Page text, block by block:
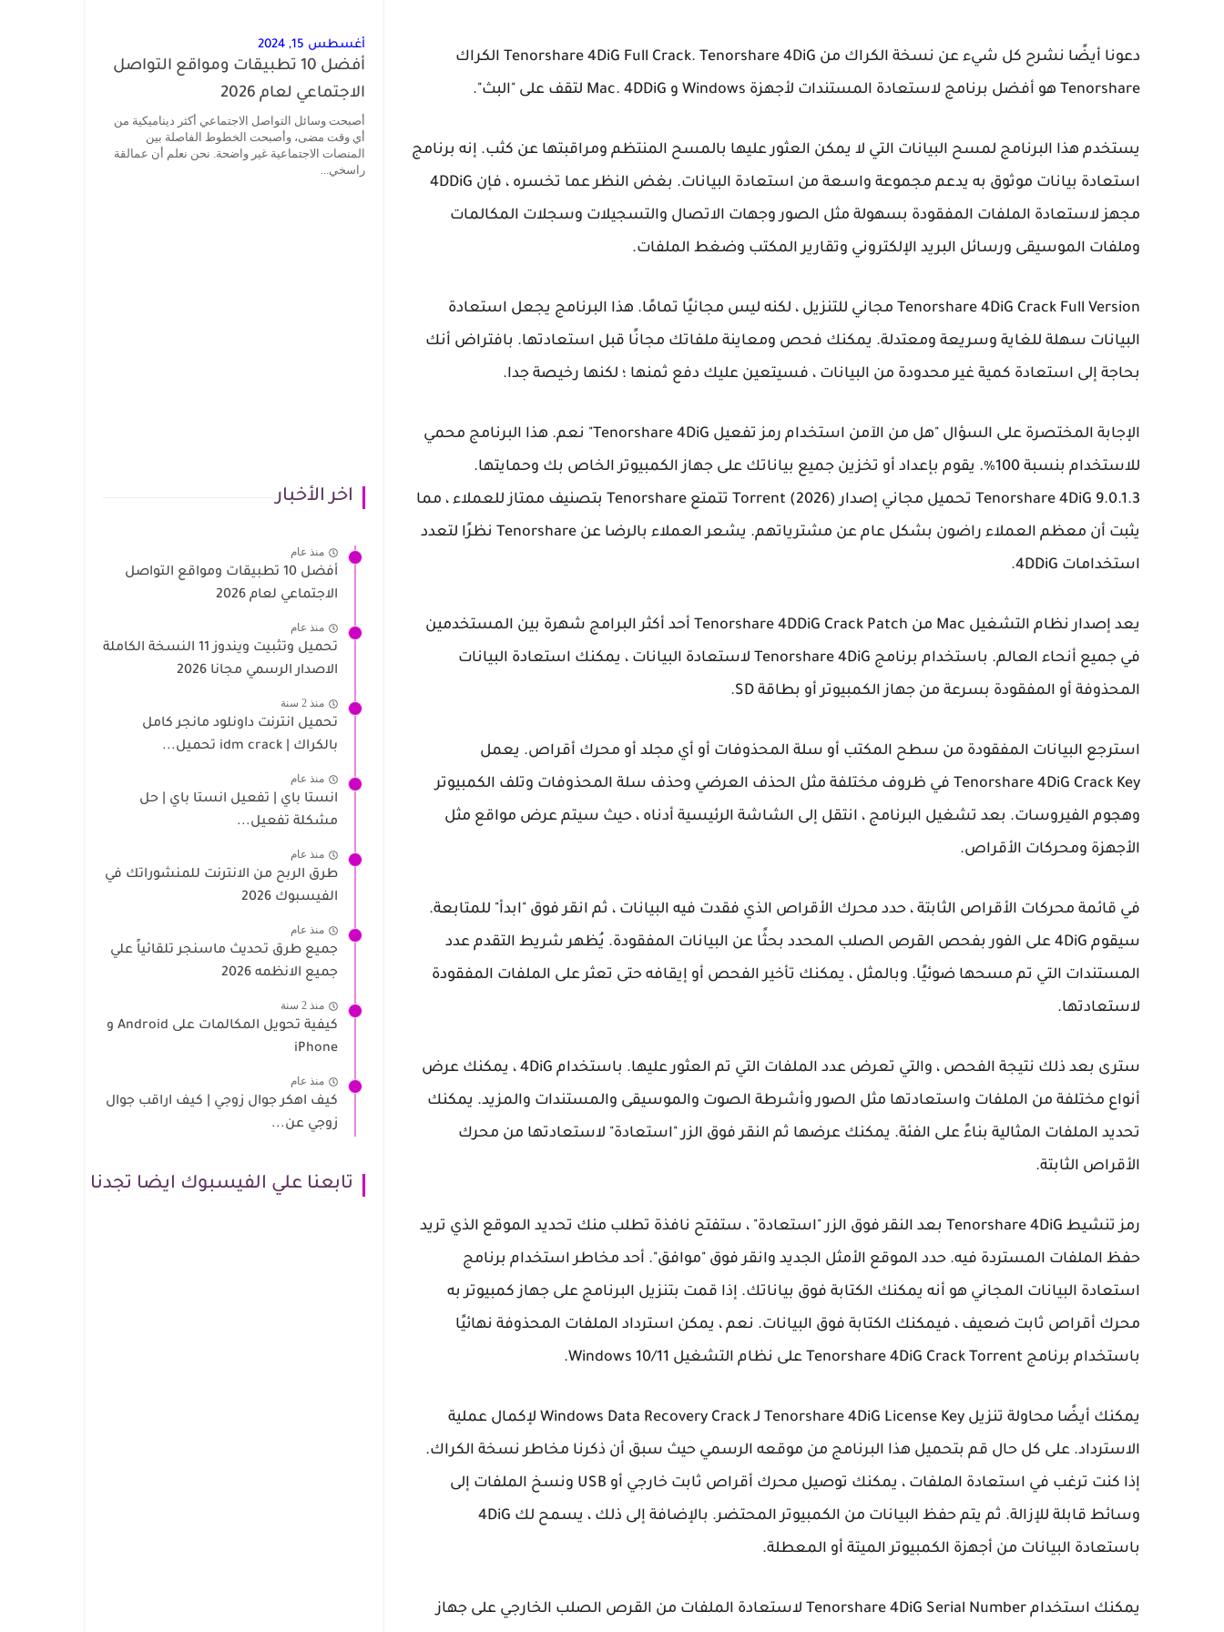
دعونا أيضًا نشرح كل شيء عن نسخة الكراك من Tenorshare 4DiG Full Crack. Tenorshare 4DiG الكراك
Tenorshare هو أفضل برنامج لاستعادة المستندات لأجهزة Windows و Mac. 4DDiG لتقف على "البث".
يستخدم هذا البرنامج لمسح البيانات التي لا يمكن العثور عليها بالمسح المنتظم ومراقبتها عن كثب. إنه برنامج
استعادة بيانات موثوق به يدعم مجموعة واسعة من استعادة البيانات. بغض النظر عما تخسره ، فإن 4DDiG
مجهز لاستعادة الملفات المفقودة بسهولة مثل الصور وجهات الاتصال والتسجيلات وسجلات المكالمات
وملفات الموسيقى ورسائل البريد الإلكتروني وتقارير المكتب وضغط الملفات.
Tenorshare 4DiG Crack Full Version مجاني للتنزيل ، لكنه ليس مجانيًا تمامًا. هذا البرنامج يجعل استعادة
البيانات سهلة للغاية وسريعة ومعتدلة. يمكنك فحص ومعاينة ملفاتك مجانًا قبل استعادتها. بافتراض أنك
بحاجة إلى استعادة كمية غير محدودة من البيانات ، فسيتعين عليك دفع ثمنها ؛ لكنها رخيصة جدا.
الإجابة المختصرة على السؤال "هل من الآمن استخدام رمز تفعيل Tenorshare 4DiG" نعم. هذا البرنامج محمي
للاستخدام بنسبة 100٪. يقوم بإعداد أو تخزين جميع بياناتك على جهاز الكمبيوتر الخاص بك وحمايتها.
Tenorshare 4DiG 9.0.1.3 تحميل مجاني إصدار Torrent (2026) تتمتع Tenorshare بتصنيف ممتاز للعملاء ، مما
يثبت أن معظم العملاء راضون بشكل عام عن مشترياتهم. يشعر العملاء بالرضا عن Tenorshare نظرًا لتعدد
استخدامات 4DDiG.
يعد إصدار نظام التشغيل Mac من Tenorshare 4DDiG Crack Patch أحد أكثر البرامج شهرة بين المستخدمين
في جميع أنحاء العالم. باستخدام برنامج Tenorshare 4DiG لاستعادة البيانات ، يمكنك استعادة البيانات
المحذوفة أو المفقودة بسرعة من جهاز الكمبيوتر أو بطاقة SD.
استرجع البيانات المفقودة من سطح المكتب أو سلة المحذوفات أو أي مجلد أو محرك أقراص. يعمل
Tenorshare 4DiG Crack Key في ظروف مختلفة مثل الحذف العرضي وحذف سلة المحذوفات وتلف الكمبيوتر
وهجوم الفيروسات. بعد تشغيل البرنامج ، انتقل إلى الشاشة الرئيسية أدناه ، حيث سيتم عرض مواقع مثل
الأجهزة ومحركات الأقراص.
في قائمة محركات الأقراص الثابتة ، حدد محرك الأقراص الذي فقدت فيه البيانات ، ثم انقر فوق "ابدأ" للمتابعة.
سيقوم 4DiG على الفور بفحص القرص الصلب المحدد بحثًا عن البيانات المفقودة. يُظهر شريط التقدم عدد
المستندات التي تم مسحها ضوئيًا. وبالمثل ، يمكنك تأخير الفحص أو إيقافه حتى تعثر على الملفات المفقودة
لاستعادتها.
سترى بعد ذلك نتيجة الفحص ، والتي تعرض عدد الملفات التي تم العثور عليها. باستخدام 4DiG ، يمكنك عرض
أنواع مختلفة من الملفات واستعادتها مثل الصور وأشرطة الصوت والموسيقى والمستندات والمزيد. يمكنك
تحديد الملفات المثالية بناءً على الفئة. يمكنك عرضها ثم النقر فوق الزر "استعادة" لاستعادتها من محرك
الأقراص الثابتة.
رمز تنشيط Tenorshare 4DiG بعد النقر فوق الزر "استعادة" ، ستفتح نافذة تطلب منك تحديد الموقع الذي تريد
حفظ الملفات المستردة فيه. حدد الموقع الأمثل الجديد وانقر فوق "موافق". أحد مخاطر استخدام برنامج
استعادة البيانات المجاني هو أنه يمكنك الكتابة فوق بياناتك. إذا قمت بتنزيل البرنامج على جهاز كمبيوتر به
محرك أقراص ثابت ضعيف ، فيمكنك الكتابة فوق البيانات. نعم ، يمكن استرداد الملفات المحذوفة نهائيًا
باستخدام برنامج Tenorshare 4DiG Crack Torrent على نظام التشغيل Windows 10/11.
يمكنك أيضًا محاولة تنزيل Tenorshare 4DiG License Key لـ Windows Data Recovery Crack لإكمال عملية
الاسترداد. على كل حال قم بتحميل هذا البرنامج من موقعه الرسمي حيث سبق أن ذكرنا مخاطر نسخة الكراك.
إذا كنت ترغب في استعادة الملفات ، يمكنك توصيل محرك أقراص ثابت خارجي أو USB ونسخ الملفات إلى
وسائط قابلة للإزالة. ثم يتم حفظ البيانات من الكمبيوتر المحتضر. بالإضافة إلى ذلك ، يسمح لك 4DiG
باستعادة البيانات من أجهزة الكمبيوتر الميتة أو المعطلة.
يمكنك استخدام Tenorshare 4DiG Serial Number لاستعادة الملفات من القرص الصلب الخارجي على جهاز
أغسطس 15, 2024
أفضل 10 تطبيقات ومواقع التواصل
الاجتماعي لعام 2026
أصبحت وسائل التواصل الاجتماعي أكثر ديناميكية من
أي وقت مضى، وأصبحت الخطوط الفاصلة بين
المنصات الاجتماعية غير واضحة. نحن نعلم أن عمالقة
راسخي...
اخر الأخبار
منذ عام
أفضل 10 تطبيقات ومواقع التواصل
الاجتماعي لعام 2026
منذ عام
تحميل وتثبيت ويندوز 11 النسخة الكاملة
الاصدار الرسمي مجانا 2026
منذ 2 سنة
تحميل انترنت داونلود مانجر كامل
بالكراك | idm crack تحميل...
منذ عام
انستا باي | تفعيل انستا باي | حل
مشكلة تفعيل...
منذ عام
طرق الربح من الانترنت للمنشوراتك في
الفيسبوك 2026
منذ عام
جميع طرق تحديث ماسنجر تلقائياً علي
جميع الانظمه 2026
منذ 2 سنة
كيفية تحويل المكالمات على Android و
iPhone
منذ عام
كيف اهكر جوال زوجي | كيف اراقب جوال
زوجي عن...
تابعنا علي الفيسبوك ايضا تجدنا